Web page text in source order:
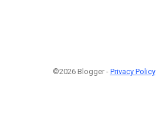
©2026 Blogger - Privacy Policy